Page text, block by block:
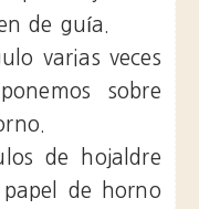
de guía.
varias veces
sobre
de hojaldre
de horno